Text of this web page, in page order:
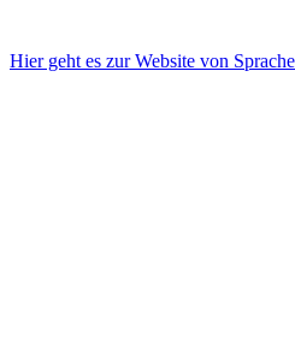
Hier geht es zur Website von